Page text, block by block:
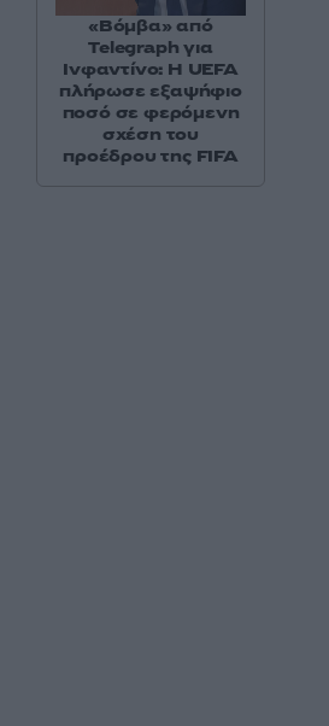
«Βόμβα» από
Telegraph για
Ινφαντίνο: Η UEFA
πλήρωσε εξαψήφιο
ποσό σε φερόμενη
σχέση του
προέδρου της FIFA